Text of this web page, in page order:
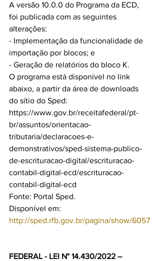
A versão 10.0.0 do Programa da ECD,
foi publicada com as seguintes
alterações:
- Implementação da funcionalidade de
importação por blocos; e
- Geração de relatórios do bloco K.
O programa está disponível no link
abaixo, a partir da área de downloads
do sítio do Sped:
https://www.gov.br/receitafederal/pt-
br/assuntos/orientacao-
tributaria/declaracoes-e-
demonstrativos/sped-sistema-publico-
de-escrituracao-digital/escrituracao-
contabil-digital-ecd/escrituracao-
contabil-digital-ecd
Fonte: Portal Sped.
Disponível em:
http://sped.rfb.gov.br/pagina/show/6057
FEDERAL - LEI N° 14.430/2022 –